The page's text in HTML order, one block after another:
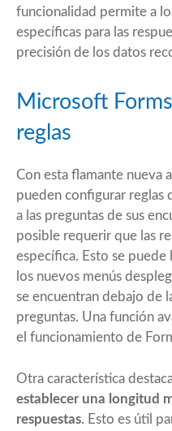
funcionalidad permite a
específicas para las
precisión de los datos
Microsoft
reglas
Con esta flamante nueva
pueden configurar reglas
a las preguntas de sus
posible requerir que las
específica. Esto se
los nuevos menús
se encuentran debajo de
preguntas. Una función
el funcionamiento de
Otra característica
establecer una longitud
respuestas. Esto es útil